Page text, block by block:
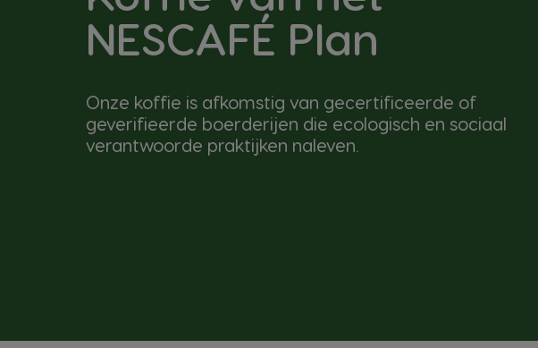
NESCAFÉ Plan
Onze koffie is afkomstig van gecertificeerde of
geverifieerde boerderijen die ecologisch en sociaal
verantwoorde praktijken naleven.